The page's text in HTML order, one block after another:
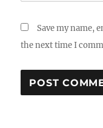
Save my name,
the next time I